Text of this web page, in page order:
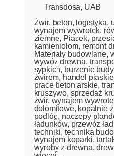
Transdosa, UAB
Żwir, beton, logistyka,
wynajem wywrotek,
ziemne, Piasek,
kamieniołom, remont
Materiały budowlane,
wywóz drewna,
sypkich, burzenie
żwirem, handel
prace betoniarskie,
kruszywo, sprzedaż
żwir, wynajem
dolomitowe, kopalnie
podlóg, naczepy
ładunków, przewóz
techniki, technika
wynajem koparki,
wyroby z drewna,